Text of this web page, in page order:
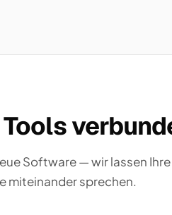
Software — wir lassen
miteinander sprechen.